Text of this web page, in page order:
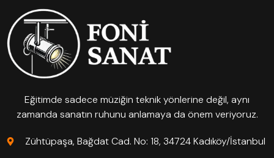
Eğitimde sadece müziğin teknik yönlerine değil, aynı
zamanda sanatın ruhunu anlamaya da önem veriyoruz.
Zühtüpaşa, Bağdat Cad. No: 18, 34724 Kadıköy/İstanbul